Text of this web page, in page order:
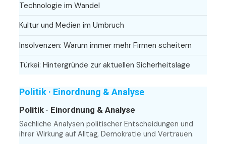
Technologie im Wandel
Kultur und Medien im Umbruch
Insolvenzen: Warum immer mehr Firmen scheitern
Türkei: Hintergründe zur aktuellen Sicherheitslage
Politik · Einordnung & Analyse
Politik · Einordnung & Analyse
Sachliche Analysen politischer Entscheidungen und
ihrer Wirkung auf Alltag, Demokratie und Vertrauen.